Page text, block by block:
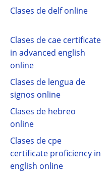
Clases de delf online
Clases de cae certificate
in advanced english
online
Clases de lengua de
signos online
Clases de hebreo
online
Clases de cpe
certificate proficiency in
english online